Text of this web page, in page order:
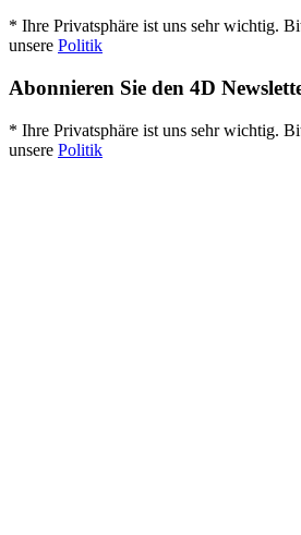
* Ihre Privatsphäre ist uns sehr wichtig.
unsere Politik
Abonnieren Sie den 4D
* Ihre Privatsphäre ist uns sehr wichtig.
unsere Politik